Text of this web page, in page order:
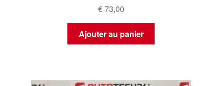
€73,00
Ajouter au panier